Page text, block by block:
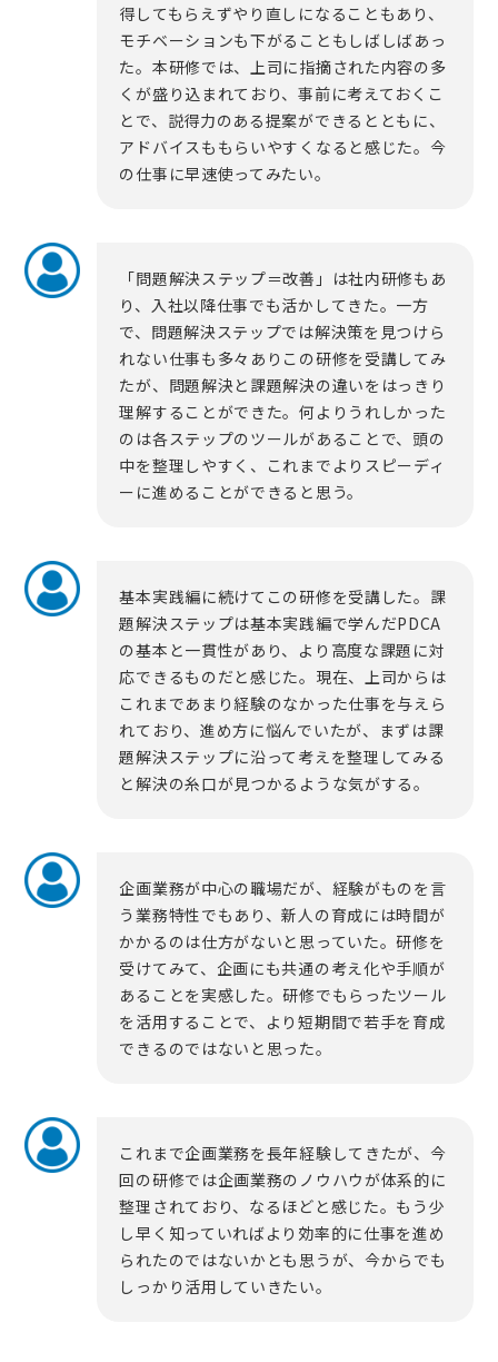
得してもらえずやり直しになることもあり、
モチベーションも下がることもしばしばあっ
た。本研修では、上司に指摘された内容の多
くが盛り込まれており、事前に考えておくこ
とで、説得力のある提案ができるとともに、
アドバイスももらいやすくなると感じた。今
の仕事に早速使ってみたい。
「問題解決ステップ＝改善」は社内研修もあ
り、入社以降仕事でも活かしてきた。一方
で、問題解決ステップでは解決策を見つけら
れない仕事も多々ありこの研修を受講してみ
たが、問題解決と課題解決の違いをはっきり
理解することができた。何よりうれしかった
のは各ステップのツールがあることで、頭の
中を整理しやすく、これまでよりスピーディ
ーに進めることができると思う。
基本実践編に続けてこの研修を受講した。課
題解決ステップは基本実践編で学んだPDCA
の基本と一貫性があり、より高度な課題に対
応できるものだと感じた。現在、上司からは
これまであまり経験のなかった仕事を与えら
れており、進め方に悩んでいたが、まずは課
題解決ステップに沿って考えを整理してみる
と解決の糸口が見つかるような気がする。
企画業務が中心の職場だが、経験がものを言
う業務特性でもあり、新人の育成には時間が
かかるのは仕方がないと思っていた。研修を
受けてみて、企画にも共通の考え化や手順が
あることを実感した。研修でもらったツール
を活用することで、より短期間で若手を育成
できるのではないと思った。
これまで企画業務を長年経験してきたが、今
回の研修では企画業務のノウハウが体系的に
整理されており、なるほどと感じた。もう少
し早く知っていればより効率的に仕事を進め
られたのではないかとも思うが、今からでも
しっかり活用していきたい。